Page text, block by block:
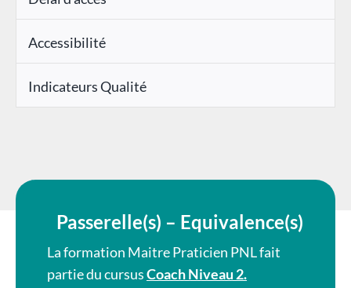
Accessibilité
Indicateurs Qualité
Passerelle(s) – Equivalence(s)
La formation Maitre Praticien PNL fait
partie du cursusCoach Niveau 2.